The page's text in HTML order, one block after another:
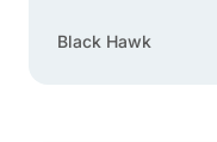
Black Hawk